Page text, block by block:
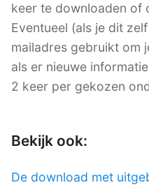
keer te downloaden of
Eventueel (als je dit
mailadres gebruikt om
als er nieuwe
2 keer per gekozen
Bekijk ook:
De download met